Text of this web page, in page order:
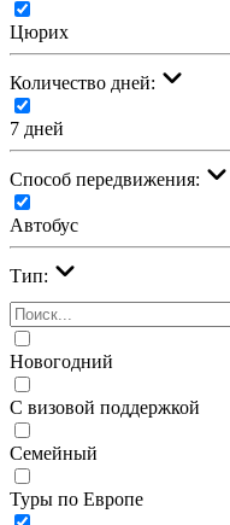
Цюрих
Количество дней:
7 дней
Cпособ передвижения:
Автобус
Тип:
Новогодний
С визовой поддержкой
Семейный
Туры по Европе